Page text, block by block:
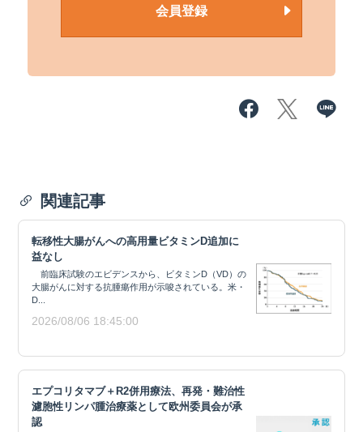
会員登録
関連記事
転移性大腸がんへの高用量ビタミンD追加に
益なし
前臨床試験のエビデンスから、ビタミンD（VD）の
大腸がんに対する抗腫瘍作用が示唆されている。米・
D...
2026/08/06 18:45:00
エプコリタマブ＋R2併用療法、再発・難治性
濾胞性リンパ腫治療薬として欧州委員会が承
認